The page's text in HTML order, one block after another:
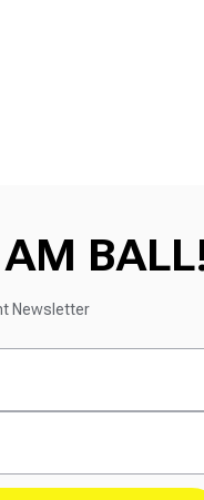
Newsletter